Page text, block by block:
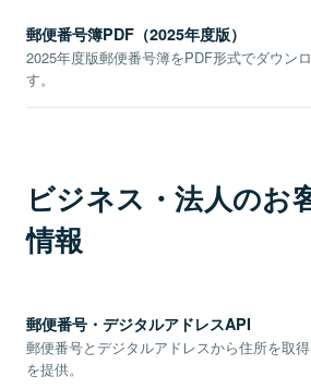
郵便番号簿PDF（2025年度版）
2025年度版郵便番号簿をPDF形式でダウン
す。
ビジネス・法人のお
情報
郵便番号・デジタルアドレスAPI
郵便番号とデジタルアドレスから住所を取
を提供。